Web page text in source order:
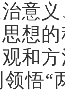
意
想
和
悟“